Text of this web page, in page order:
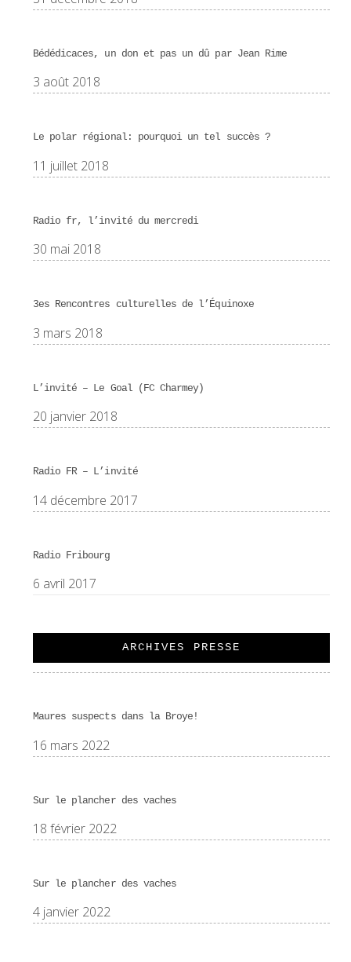
Bédédicaces, un don et pas un dû par Jean Rime
3 août 2018
Le polar régional: pourquoi un tel succès ?
11 juillet 2018
Radio fr, l’invité du mercredi
30 mai 2018
3es Rencontres culturelles de l’Équinoxe
3 mars 2018
L’invité – Le Goal (FC Charmey)
20 janvier 2018
Radio FR – L’invité
14 décembre 2017
Radio Fribourg
6 avril 2017
ARCHIVES PRESSE
Maures suspects dans la Broye!
16 mars 2022
Sur le plancher des vaches
18 février 2022
Sur le plancher des vaches
4 janvier 2022